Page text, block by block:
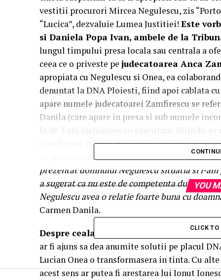
vestitii procurori Mircea Negulescu, zis
“Lucica”, dezvaluie Lumea Justitiei! Este
si Daniela Popa Ivan, ambele de la
lungul timpului presa locala sau centrala a
ceea ce o priveste pe judecatoarea Anca
apropiata cu Negulescu si Onea, ea
denuntat la DNA Ploiesti, fiind apoi cablata
apare numele judecatoarei Zamfirescu se
Danila (care apare in presa si sub numele
la de 5 ani inchisoare cu executare. Stiindu-
Zamfirescu la DNA Ploiesti pentru abuz in
la plimbare de procurorul Mircea Negulescu,
prezentat domnului Negulescu situatia si i-
a sugerat ca nu este de competenta
Negulescu avea o relatie foarte buna cu
Carmen Danila.
Despre cealalta judecatoare de la
ar fi ajuns sa dea anumite solutii pe placul
Lucian Onea o transformasera in tinta. Cu
acest sens ar putea fi arestarea lui Ionut
YOU
CLICK